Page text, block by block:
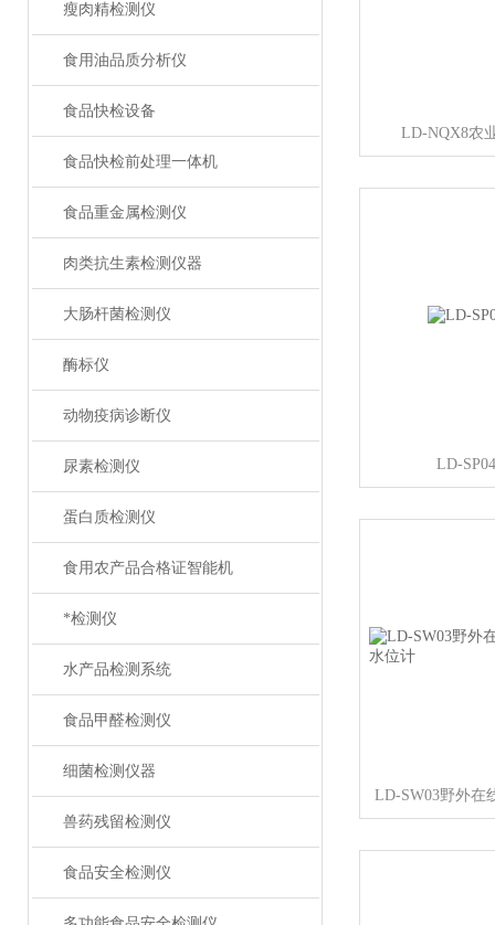
瘦肉精检测仪
食用油品质分析仪
食品快检设备
食品快检前处理一体机
食品重金属检测仪
肉类抗生素检测仪器
大肠杆菌检测仪
酶标仪
动物疫病诊断仪
尿素检测仪
蛋白质检测仪
食用农产品合格证智能机
*检测仪
水产品检测系统
食品甲醛检测仪
细菌检测仪器
兽药残留检测仪
食品安全检测仪
LD-NQX8农
LD-